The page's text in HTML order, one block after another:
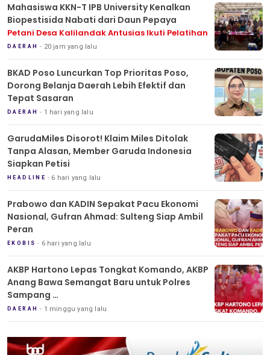
Mahasiswa KKN-T IPB University Kenalkan
Biopestisida Nabati dari Daun Pepaya
Petani Desa Kalilandak Antusias Ikuti Pelatihan
DAERAH 20 jam yang lalu
BKAD Poso Luncurkan Top Prioritas Poso,
Dorong Belanja Daerah Lebih Efektif dan
Tepat Sasaran
DAERAH 1 hari yang lalu
GarudaMiles Disorot! Klaim Miles Ditolak
Tanpa Alasan, Member Garuda Indonesia
Siapkan Petisi
HEADLINE 6 hari yang lalu
Prabowo dan KADIN Sepakat Pacu Ekonomi
Nasional, Gufran Ahmad: Sulteng Siap Ambil
Peran
EKOBIS 6 hari yang lalu
AKBP Hartono Lepas Tongkat Komando, AKBP
Anang Bawa Semangat Baru untuk Polres
Sampang
Tradisi Pedang Pora Iringi Sertijab Kapolres
Sampang
DAERAH 1 minggu yang lalu